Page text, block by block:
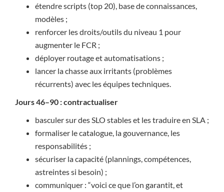
étendre scripts (top 20), base de connaissances,
modèles ;
renforcer les droits/outils du niveau 1 pour
augmenter le FCR ;
déployer routage et automatisations ;
lancer la chasse aux irritants (problèmes
récurrents) avec les équipes techniques.
Jours 46–90 : contractualiser
basculer sur des SLO stables et les traduire en SLA ;
formaliser le catalogue, la gouvernance, les
responsabilités ;
sécuriser la capacité (plannings, compétences,
astreintes si besoin) ;
communiquer : “voici ce que l’on garantit, et